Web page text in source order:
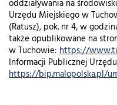
oddziaływania na
Urzędu Miejskiego w
(Ratusz), pok. nr 4, w
także opublikowane na
w Tuchowie: https://
Informacji Publicznej
https://bip.malopolska.pl/